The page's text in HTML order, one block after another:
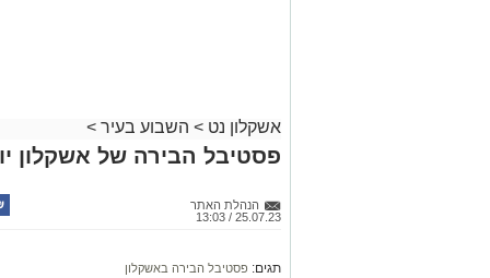
כמידי שנה בחודש ספטמבר, פרסם משרד
ממנה עולה כי אחוז התלמידים הזכאים
עלה
אשקלון נט > השבוע בעיר >
פסטיבל הבירה של אשקלון
הנהלת האתר
25.07.23 / 13:03
תגים: פסטיבל הבירה באשקלון